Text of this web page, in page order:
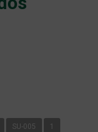
SU-005 1